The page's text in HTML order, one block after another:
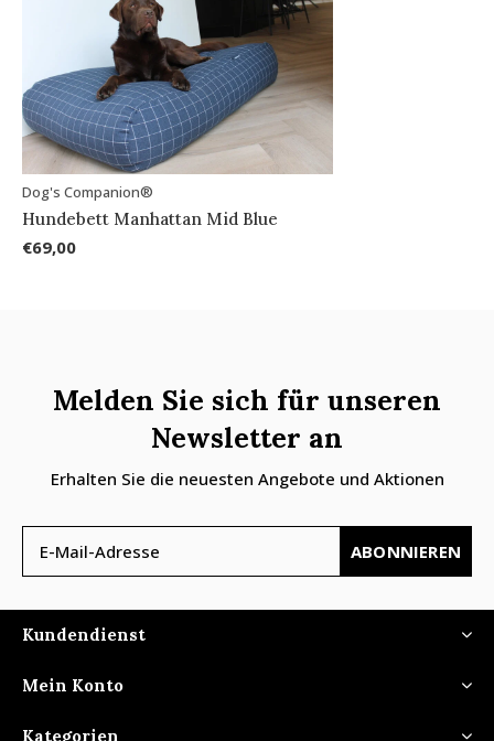
Dog's Companion®
Hundebett Manhattan Mid Blue
€69,00
Melden Sie sich für unseren
Newsletter an
Erhalten Sie die neuesten Angebote und Aktionen
ABONNIEREN
Kundendienst
Mein Konto
Kategorien